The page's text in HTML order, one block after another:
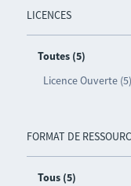
LICENCES
Toutes (5)
Licence Ouverte (5)
FORMAT DE
Tous (5)